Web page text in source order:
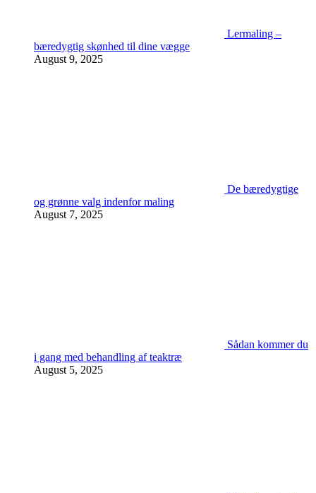
Lermaling –
bæredygtig skønhed til dine vægge
August 9, 2025
De bæredygtige
og grønne valg indenfor maling
August 7, 2025
Sådan kommer du
i gang med behandling af teaktræ
August 5, 2025